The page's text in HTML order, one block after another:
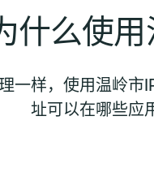
什么使用
一样，使用温岭市
址可以在哪些应